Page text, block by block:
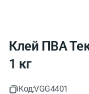
Клей ПВА
1 кг
Код:VGG4401